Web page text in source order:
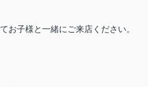
お子様と一緒にご来店ください。